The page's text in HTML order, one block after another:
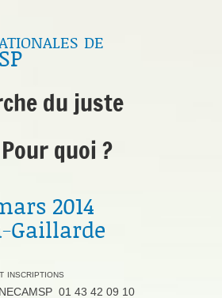
de
du juste
quoi ?
2014
Gaillarde
inscriptions
01 43 42 09 10